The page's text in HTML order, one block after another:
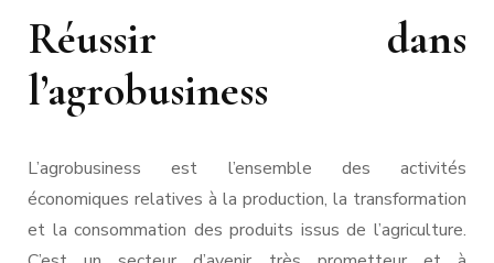
Réussir dans
l’agrobusiness
L’agrobusiness est l’ensemble des activités
économiques relatives à la production, la transformation
et la consommation des produits issus de l’agriculture.